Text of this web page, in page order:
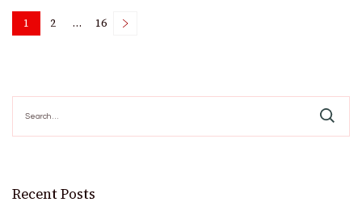
Posts
Page
1 Page
2 … Page
16
for:
Recent Posts